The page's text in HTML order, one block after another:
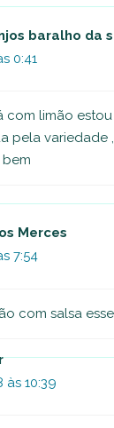
baralho da
0:41
com limão
pela variedade
Merces
7:54
com salsa
10:39